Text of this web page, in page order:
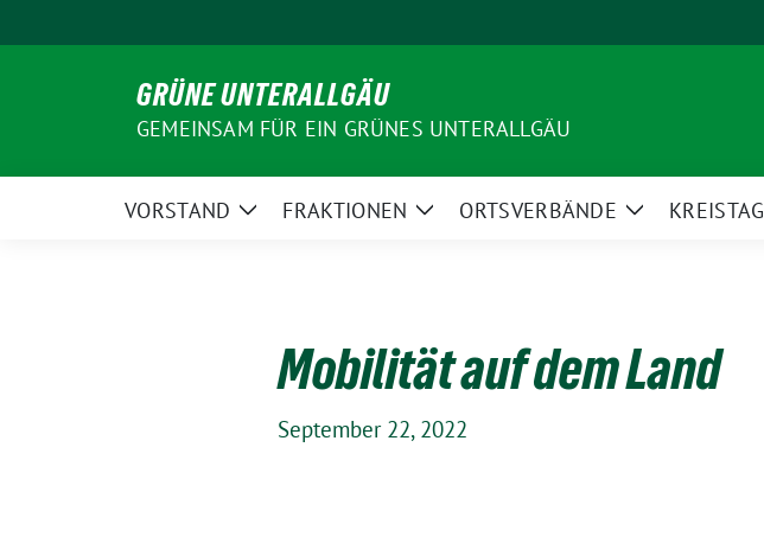
zum
GRÜNE UNTERALLGÄU
GEMEINSAM FÜR EIN GRÜNES UNTERALLGÄU
VORSTAND
ZeigeFRAKTIONEN
ZeigeORTSVERBÄNDE
ZeigeKREISTAG
Mobilität auf dem Land
September 22, 2022